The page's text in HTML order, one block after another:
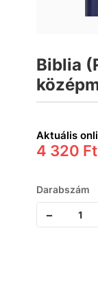
Biblia
Aktuális
4 320 Ft
Darabszám
-